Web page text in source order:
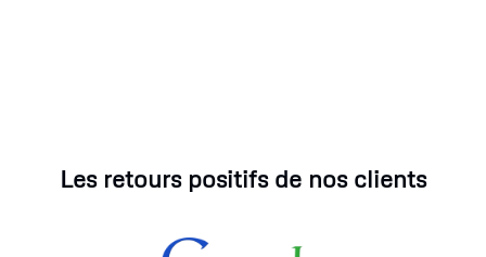
Les retours positifs de nos clients